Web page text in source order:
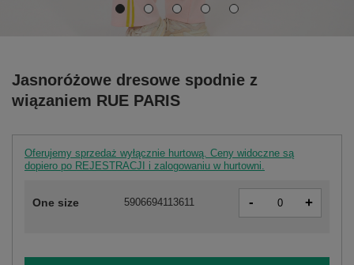
Jasnoróżowe dresowe spodnie z
wiązaniem RUE PARIS
Oferujemy sprzedaż wyłącznie hurtową. Ceny widoczne są
dopiero po REJESTRACJI i zalogowaniu w hurtowni.
One size 5906694113611 - +